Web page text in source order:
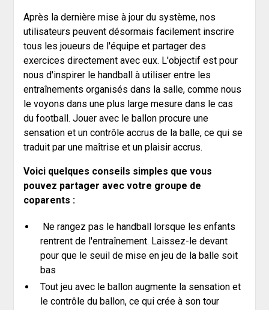
Après la dernière mise à jour du système, nos
utilisateurs peuvent désormais facilement inscrire
tous les joueurs de l'équipe et partager des
exercices directement avec eux. L'objectif est pour
nous d'inspirer le handball à utiliser entre les
entraînements organisés dans la salle, comme nous
le voyons dans une plus large mesure dans le cas
du football. Jouer avec le ballon procure une
sensation et un contrôle accrus de la balle, ce qui se
traduit par une maîtrise et un plaisir accrus.
Voici quelques conseils simples que vous
pouvez partager avec votre groupe de
coparents :
‍ Ne rangez pas le handball lorsque les enfants
rentrent de l'entraînement. Laissez-le devant
pour que le seuil de mise en jeu de la balle soit
bas
Tout jeu avec le ballon augmente la sensation et
le contrôle du ballon, ce qui crée à son tour